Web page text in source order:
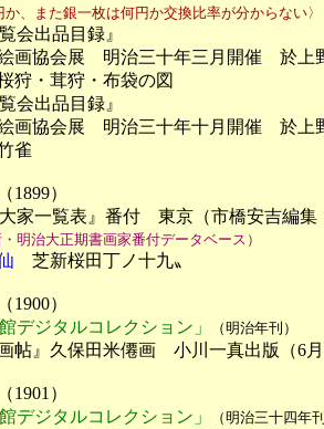
か、また銀一枚は何円か交換比率が分からない〉
出品目録』
協会展　明治三十年三月開催　於上
狩・茸狩・布袋の図
出品目録』
協会展　明治三十年十月開催　於上
雀
）
一覧表』番付　東京（市橋安吉編集
明治大正期書画家番付データベース）
芝新桜田丁ノ十九〟
）
デジタルコレクション」
（明治年刊）
画帖』久保田米僊画　小川一真出版（6
）
デジタルコレクション」
（明治三十四年